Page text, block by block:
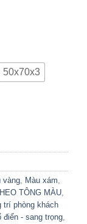
50x70x3
1342 quantity
vàng, Màu xám,
TÔNG MÀU,
trí phòng khách
điển - sang trọng,